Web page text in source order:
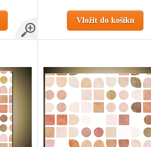
Vložit do košíku